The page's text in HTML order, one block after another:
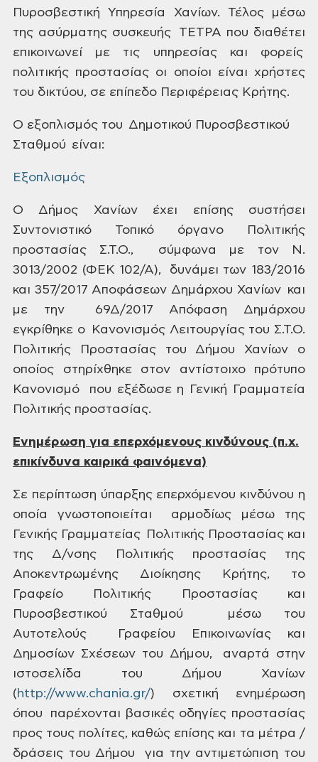
Πυροσβεστική Υπηρεσία
Χανίων. Τέλος μέσω
της ασύρματης συσκευής
ΤΕΤΡΑ που διαθέτει
επικοινωνεί με τις υπηρεσίας και φορείς
πολιτικής προστασίας οι οποίοι είναι χρήστες
του δικτύου, σε επίπεδο Περιφέρειας Κρήτης.
Ο εξοπλισμός του Δημοτικού Πυροσβεστικού
Σταθμού είναι:
Εξοπλισμός
Ο Δήμος Χανίων έχει επίσης συστήσει
Συντονιστικό Τοπικό όργανο Πολιτικής
προστασίας Σ.Τ.Ο., σύμφωνα με τον Ν.
3013/2002 (ΦΕΚ 102/Α), δυνάμει των 183/2016
και 357/2017 Αποφάσεων Δημάρχου Χανίων και
με την
69Δ/2017 Απόφαση Δημάρχου
εγκρίθηκε ο
Κανονισμός Λειτουργίας του Σ.Τ.Ο.
Πολιτικής Προστασίας του Δήμου Χανίων ο
οποίος στηρίχθηκε στον αντίστοιχο πρότυπο
Κανονισμό που εξέδωσε η Γενική Γραμματεία
Πολιτικής προστασίας.
Ενημέρωση για επερχόμενους κινδύνους (π.χ.
επικίνδυνα καιρικά φαινόμενα)
Σε περίπτωση ύπαρξης επερχόμενου κινδύνου η
οποία γνωστοποιείται αρμοδίως μέσω της
Γενικής Γραμματείας Πολιτικής Προστασίας και
της Δ/νσης Πολιτικήςπροστασίας της
Αποκεντρωμένης Διοίκησης Κρήτης, το
Γραφείο Πολιτικής Προστασίαςκαι
Πυροσβεστικού Σταθμού μέσω του
Αυτοτελούς
Γραφείου Επικοινωνίας και
Δημοσίων Σχέσεων του Δήμου, αναρτά στην
ιστοσελίδα του Δήμου Χανίων
(http://www.chania.gr/) σχετική ενημέρωση
όπου παρέχονται βασικές οδηγίες προστασίας
προς τους πολίτες, καθώς επίσης και τα μέτρα /
δράσεις του Δήμου για την αντιμετώπιση του